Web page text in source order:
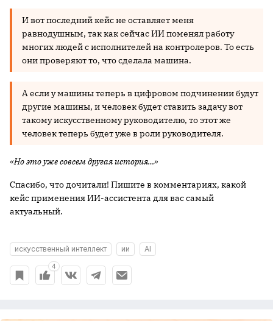
И вот последний кейс не оставляет меня
равнодушным, так как сейчас ИИ поменял работу
многих людей с исполнителей на контролеров. То есть
они проверяют то, что сделала машина.
А если у машины теперь в цифровом подчинении будут
другие машины, и человек будет ставить задачу вот
такому искусственному руководителю, то этот же
человек теперь будет уже в роли руководителя.
«Но это уже совсем другая история…»
Спасибо, что дочитали! Пишите в комментариях, какой
кейс применения ИИ-ассистента для вас самый
актуальный.
искусственный интеллект ии AI
4